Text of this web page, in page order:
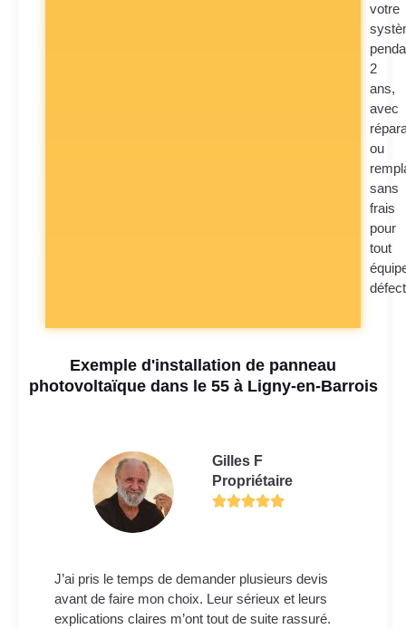
votre
2
ans,
avec
ou
sans
frais
pour
tout
Exemple d'installation de panneau
photovoltaïque dans le 55 à Ligny-en-Barrois
Gilles F
Propriétaire
J’ai pris le temps de demander plusieurs devis
avant de faire mon choix. Leur sérieux et leurs
explications claires m’ont tout de suite rassuré.